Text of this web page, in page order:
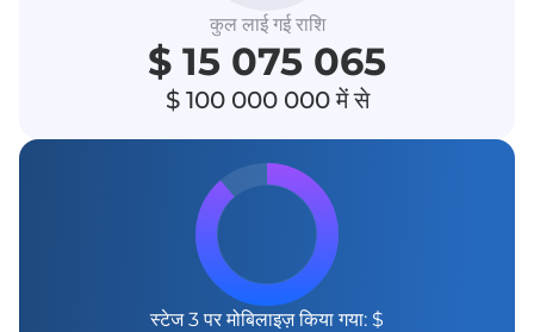
कुल लाई गई राशि
$ 15 075 065
$ 100 000 000 में से
स्टेज 3 पर मोबिलाइज़ किया गया: $